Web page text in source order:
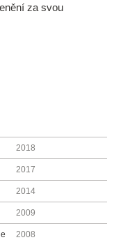
za svou
2018
2017
2014
2009
2008